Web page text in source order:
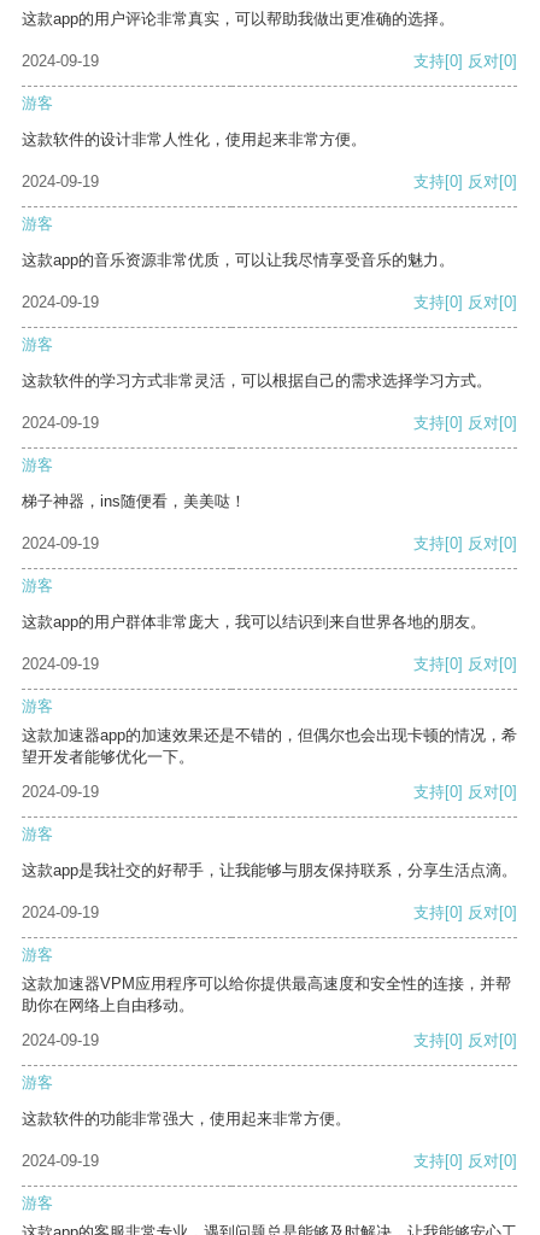
这款app的用户评论非常真实，可以帮助我做出更准确的选择。
2024-09-19 支持[0] 反对[0]
游客
这款软件的设计非常人性化，使用起来非常方便。
2024-09-19 支持[0] 反对[0]
游客
这款app的音乐资源非常优质，可以让我尽情享受音乐的魅力。
2024-09-19 支持[0] 反对[0]
游客
这款软件的学习方式非常灵活，可以根据自己的需求选择学习方式。
2024-09-19 支持[0] 反对[0]
游客
梯子神器，ins随便看，美美哒！
2024-09-19 支持[0] 反对[0]
游客
这款app的用户群体非常庞大，我可以结识到来自世界各地的朋友。
2024-09-19 支持[0] 反对[0]
游客
这款加速器app的加速效果还是不错的，但偶尔也会出现卡顿的情况，希
望开发者能够优化一下。
2024-09-19
支持[0] 反对[0]
游客
这款app是我社交的好帮手，让我能够与朋友保持联系，分享生活点滴。
2024-09-19 支持[0] 反对[0]
游客
这款加速器VPM应用程序可以给你提供最高速度和安全性的连接，并帮
助你在网络上自由移动。
2024-09-19
支持[0] 反对[0]
游客
这款软件的功能非常强大，使用起来非常方便。
2024-09-19 支持[0] 反对[0]
游客